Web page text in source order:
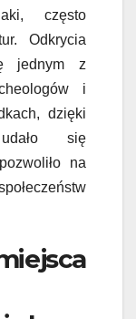
często
Odkrycia
jednym z
i
dzięki
udało się
na